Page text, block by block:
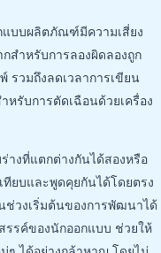
แบบผลิตภัณฑ์มีความเสี่ยง
สำหรับการลองผิดลองถูก
รวมถึงลดเวลาการเขียน
รับการตัดเฉือนด้วยเครื่อง
งที่แตกต่างกันได้สองหรือ
ยบและพูดคุยกันได้โดยตรง
ช่วงเริ่มต้นของการพัฒนาได้
รรค์ของนักออกแบบ ช่วยให้